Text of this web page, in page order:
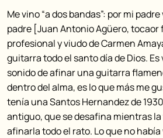
Me vino “a dos bandas”: por mi
padre [Juan Antonio Agüero, tocaor
profesional y viudo de Carmen
guitarra todo el santo día de Dios. Es
sonido de afinar una guitarra
dentro del alma, es lo que más me
tenía una Santos Hernandez de
antiguo, que se desafina mientras
afinarla todo el rato. Lo que no